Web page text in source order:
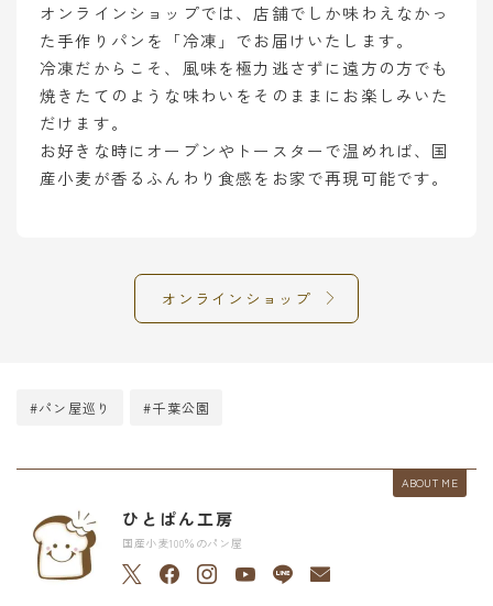
オンラインショップでは、店舗でしか味わえなかっ
た手作りパンを「冷凍」でお届けいたします。
冷凍だからこそ、風味を極力逃さずに遠方の方でも
焼きたてのような味わいをそのままにお楽しみいた
だけます。
お好きな時にオーブンやトースターで温めれば、国
産小麦が香るふんわり食感をお家で再現可能です。
オンラインショップ
#パン屋巡り #千葉公園
ABOUT ME
ひとぱん工房
国産小麦100％のパン屋